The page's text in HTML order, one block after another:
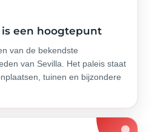
is een hoogtepunt
van de bekendste
van Sevilla. Het paleis staat
tuinen en bijzondere